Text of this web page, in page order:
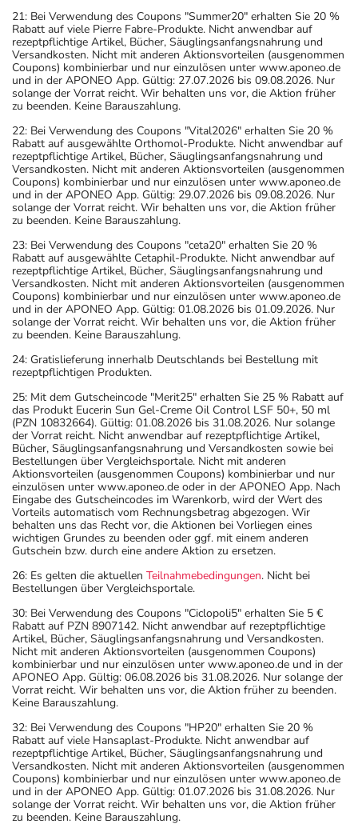
21: Bei Verwendung des Coupons "Summer20" erhalten Sie 20 %
Rabatt auf viele Pierre Fabre-Produkte. Nicht anwendbar auf
rezeptpflichtige Artikel, Bücher, Säuglingsanfangsnahrung und
Versandkosten. Nicht mit anderen Aktionsvorteilen (ausgenommen
Coupons) kombinierbar und nur einzulösen unter www.aponeo.de
und in der APONEO App. Gültig: 27.07.2026 bis 09.08.2026. Nur
solange der Vorrat reicht. Wir behalten uns vor, die Aktion früher
zu beenden. Keine Barauszahlung.
22: Bei Verwendung des Coupons "Vital2026" erhalten Sie 20 %
Rabatt auf ausgewählte Orthomol-Produkte. Nicht anwendbar auf
rezeptpflichtige Artikel, Bücher, Säuglingsanfangsnahrung und
Versandkosten. Nicht mit anderen Aktionsvorteilen (ausgenommen
Coupons) kombinierbar und nur einzulösen unter www.aponeo.de
und in der APONEO App. Gültig: 29.07.2026 bis 09.08.2026. Nur
solange der Vorrat reicht. Wir behalten uns vor, die Aktion früher
zu beenden. Keine Barauszahlung.
23: Bei Verwendung des Coupons "ceta20" erhalten Sie 20 %
Rabatt auf ausgewählte Cetaphil-Produkte. Nicht anwendbar auf
rezeptpflichtige Artikel, Bücher, Säuglingsanfangsnahrung und
Versandkosten. Nicht mit anderen Aktionsvorteilen (ausgenommen
Coupons) kombinierbar und nur einzulösen unter www.aponeo.de
und in der APONEO App. Gültig: 01.08.2026 bis 01.09.2026. Nur
solange der Vorrat reicht. Wir behalten uns vor, die Aktion früher
zu beenden. Keine Barauszahlung.
24: Gratislieferung innerhalb Deutschlands bei Bestellung mit
rezeptpflichtigen Produkten.
25: Mit dem Gutscheincode "Merit25" erhalten Sie 25 % Rabatt auf
das Produkt Eucerin Sun Gel-Creme Oil Control LSF 50+, 50 ml
(PZN 10832664). Gültig: 01.08.2026 bis 31.08.2026. Nur solange
der Vorrat reicht. Nicht anwendbar auf rezeptpflichtige Artikel,
Bücher, Säuglingsanfangsnahrung und Versandkosten sowie bei
Bestellungen über Vergleichsportale. Nicht mit anderen
Aktionsvorteilen (ausgenommen Coupons) kombinierbar und nur
einzulösen unter www.aponeo.de oder in der APONEO App. Nach
Eingabe des Gutscheincodes im Warenkorb, wird der Wert des
Vorteils automatisch vom Rechnungsbetrag abgezogen. Wir
behalten uns das Recht vor, die Aktionen bei Vorliegen eines
wichtigen Grundes zu beenden oder ggf. mit einem anderen
Gutschein bzw. durch eine andere Aktion zu ersetzen.
26: Es gelten die aktuellen Teilnahmebedingungen. Nicht bei
Bestellungen über Vergleichsportale.
30: Bei Verwendung des Coupons "Ciclopoli5" erhalten Sie 5 €
Rabatt auf PZN 8907142. Nicht anwendbar auf rezeptpflichtige
Artikel, Bücher, Säuglingsanfangsnahrung und Versandkosten.
Nicht mit anderen Aktionsvorteilen (ausgenommen Coupons)
kombinierbar und nur einzulösen unter www.aponeo.de und in der
APONEO App. Gültig: 06.08.2026 bis 31.08.2026. Nur solange der
Vorrat reicht. Wir behalten uns vor, die Aktion früher zu beenden.
Keine Barauszahlung.
32: Bei Verwendung des Coupons "HP20" erhalten Sie 20 %
Rabatt auf viele Hansaplast-Produkte. Nicht anwendbar auf
rezeptpflichtige Artikel, Bücher, Säuglingsanfangsnahrung und
Versandkosten. Nicht mit anderen Aktionsvorteilen (ausgenommen
Coupons) kombinierbar und nur einzulösen unter www.aponeo.de
und in der APONEO App. Gültig: 01.07.2026 bis 31.08.2026. Nur
solange der Vorrat reicht. Wir behalten uns vor, die Aktion früher
zu beenden. Keine Barauszahlung.